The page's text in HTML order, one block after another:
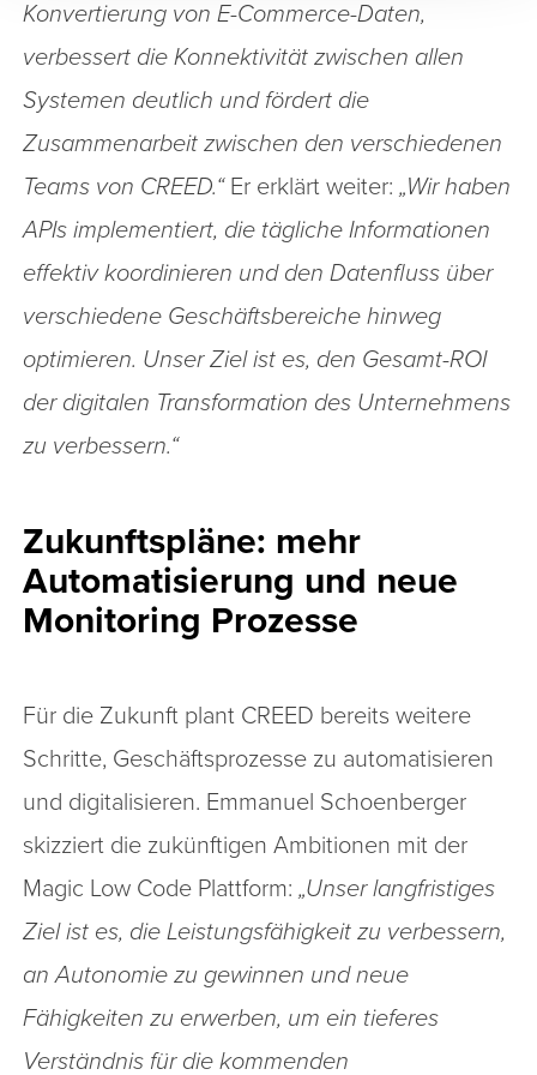
Konvertierung von E-Commerce-Daten,
verbessert die Konnektivität zwischen allen
Systemen deutlich und fördert die
Zusammenarbeit zwischen den verschiedenen
Teams von CREED.“Er erklärt weiter:„Wir haben
APIs implementiert, die tägliche Informationen
effektiv koordinieren und den Datenfluss über
verschiedene Geschäftsbereiche hinweg
optimieren. Unser Ziel ist es, den Gesamt-ROI
der digitalen Transformation des Unternehmens
zu verbessern.“
Zukunftspläne: mehr
Automatisierung und neue
Monitoring Prozesse
Für die Zukunft plant CREED bereits weitere
Schritte, Geschäftsprozesse zu automatisieren
und digitalisieren. Emmanuel Schoenberger
skizziert die zukünftigen Ambitionen mit der
Magic Low Code Plattform:„Unser langfristiges
Ziel ist es, die Leistungsfähigkeit zu verbessern,
an Autonomie zu gewinnen und neue
Fähigkeiten zu erwerben, um ein tieferes
Verständnis für die kommenden